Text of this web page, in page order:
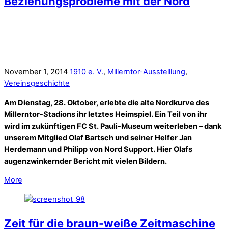
November 1, 2014 1910 e. V., Millerntor-Ausstelllung,
Vereinsgeschichte
Am Dienstag, 28. Oktober, erlebte die alte Nordkurve des
Millerntor-Stadions ihr letztes Heimspiel. Ein Teil von ihr
wird im zukünftigen FC St. Pauli-Museum weiterleben – dank
unserem Mitglied Olaf Bartsch und seiner Helfer Jan
Herdemann und Philipp von Nord Support. Hier Olafs
augenzwinkernder Bericht mit vielen Bildern.
More
Zeit für die braun-weiße Zeitmaschine